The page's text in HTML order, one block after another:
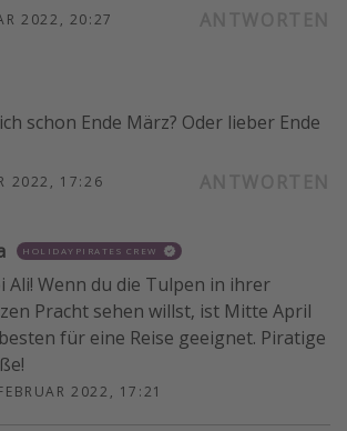
2022, 20:27
schon Ende März? Oder lieber Ende
2022, 17:26
HOLIDAYPIRATES CREW
Ali! Wenn du die Tulpen in ihrer
Pracht sehen willst, ist Mitte April
für eine Reise geeignet. Piratige
2022, 17:21